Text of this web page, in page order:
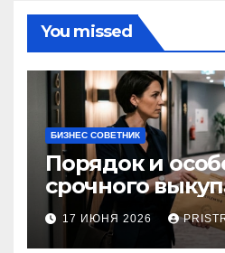
You missed
БИЗНЕС СОВЕТНИК
Порядок и
срочного
срок 1–3 дня
17 ИЮНЯ 2026